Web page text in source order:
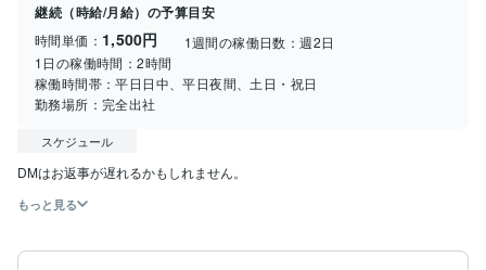
継続（時給/月給）の予算目安
時間単価： 1,500円 1週間の稼働日数：週2日
1日の稼働時間：2時間
稼働時間帯：平日日中、平日夜間、土日・祝日
勤務場所： 完全出社
スケジュール
DMはお返事が遅れるかもしれません。
もっと見る